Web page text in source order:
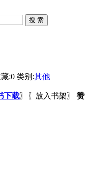
:0 类别:其他
下载〗〖 放入书架〗 赞